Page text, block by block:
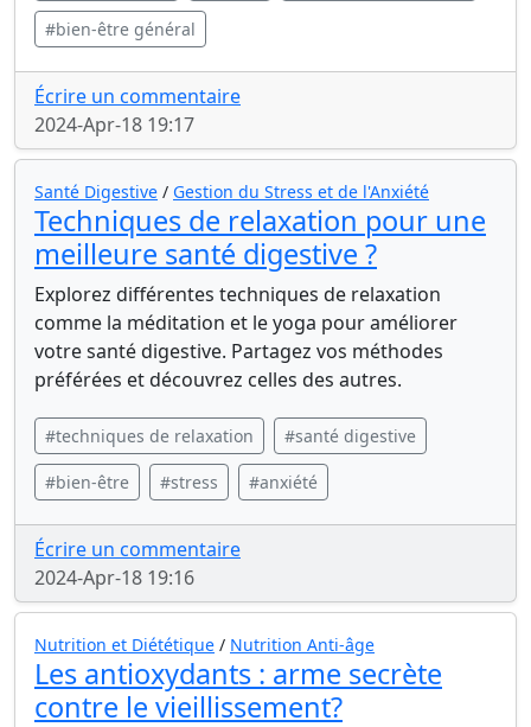
#bien-être général
Écrire un commentaire
2024-Apr-18 19:17
Santé Digestive / Gestion du Stress et de l'Anxiété
Techniques de relaxation pour une
meilleure santé digestive ?
Explorez différentes techniques de relaxation
comme la méditation et le yoga pour améliorer
votre santé digestive. Partagez vos méthodes
préférées et découvrez celles des autres.
#techniques de relaxation #santé digestive
#bien-être #stress #anxiété
Écrire un commentaire
2024-Apr-18 19:16
Nutrition et Diététique / Nutrition Anti-âge
Les antioxydants : arme secrète
contre le vieillissement?